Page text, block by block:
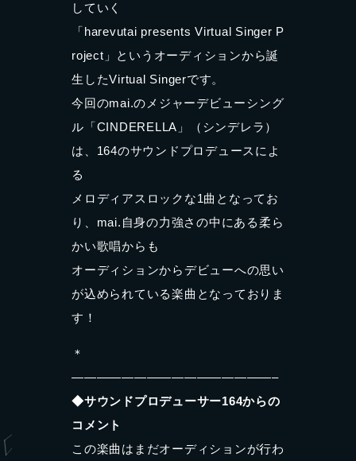
していく
「harevutai presents Virtual Singer P
roject」というオーディションから誕
生したVirtual Singerです。
今回のmai.のメジャーデビューシング
ル「CINDERELLA」（シンデレラ）
は、164のサウンドプロデュースによ
る
メロディアスロックな1曲となってお
り、mai.自身の力強さの中にある柔ら
かい歌唱からも
オーディションからデビューへの思い
が込められている楽曲となっておりま
す！
＊
————————————————–
◆サウンドプロデューサー164からの
コメント
この楽曲はまだオーディションが行わ